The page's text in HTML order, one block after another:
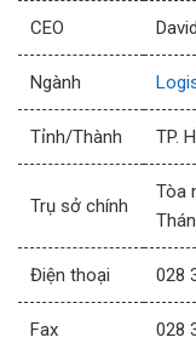
CEO
Ngành
Tỉnh/Thành TP.
Trụ sở chính
Tòa
Điện thoại 028
Fax 028